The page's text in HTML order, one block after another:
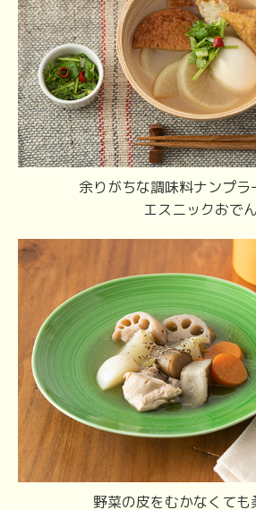
余りがちな調味料ナンプラ
エスニックおでん
野菜の皮をむかなくても